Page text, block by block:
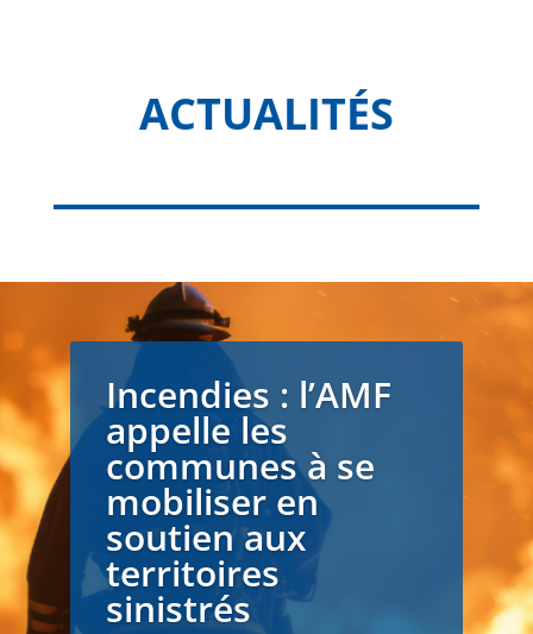
ACTUALITÉS
Incendies : l’AMF
appelle les
communes à se
mobiliser en
soutien aux
territoires
sinistrés